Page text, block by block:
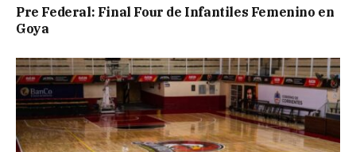
Pre Federal: Final Four de Infantiles Femenino en
Goya